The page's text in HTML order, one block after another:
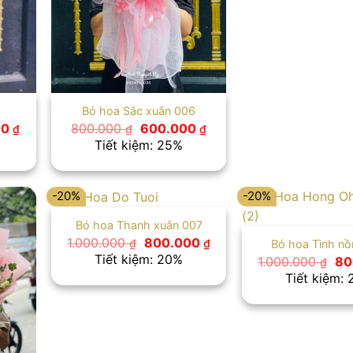
₫Giá
là:
700.000 ₫.
Bó hoa Sắc xuân 006
800.000₫ Giá
gốc
là:
600.000₫Giá
600.000 ₫.
Tiết kiệm: 25%
-20%
Bó hoa Thanh xuân 007
1.000.000₫ Giá
gốc
là:
800.000₫Giá
là:
800.000 ₫.
Tiết kiệm: 20%
-20%
Bó hoa Tình
1.000.000₫
là:
Tiết kiệm: